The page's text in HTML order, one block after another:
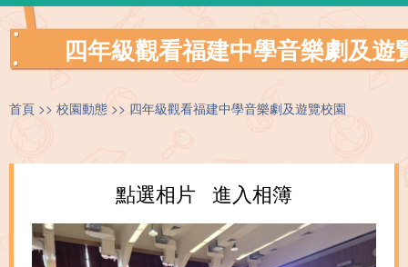
四年級觀看福建中學音樂劇及遊
首頁 校園動態 四年級觀看福建中學音樂劇及遊覽校園
點選相片 進入相簿